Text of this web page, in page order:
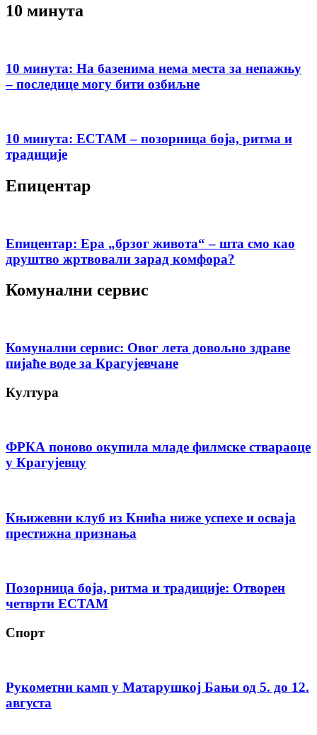
10 минута
10 минута: На базенима нема места за непажњу
– последице могу бити озбиљне
10 минута: ЕСТАМ – позорница боја, ритма и
традиције
Епицентар
Епицентар: Ера „брзог живота“ – шта смо као
друштво жртвовали зарад комфора?
Комунални сервис
Комунални сервис: Овог лета довољно здраве
пијаће воде за Крагујевчане
Култура
ФРКА поново окупила младе филмске ствараоце
у Крагујевцу
Књижевни клуб из Кнића ниже успехе и осваја
престижна признања
Позорница боја, ритма и традиције: Отворен
четврти ЕСТАМ
Спорт
Рукометни камп у Матарушкој Бањи од 5. до 12.
августа